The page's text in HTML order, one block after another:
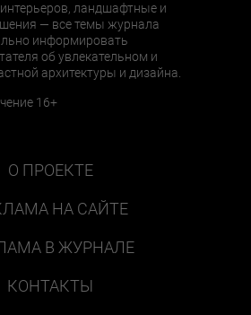
ландшафтные и
— все темы журнала
информировать
об увлекательном и
архитектуры и дизайна.
16+
О ПРОЕКТЕ
НА САЙТЕ
В ЖУРНАЛЕ
КОНТАКТЫ